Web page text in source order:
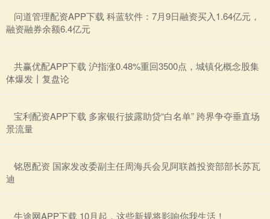
​问道管理配资APP下载 科蓝软件：7月9日融资买入1.64亿元，
融资融券余额6.4亿元
​共赢优配APP下载 沪指涨0.48%重回3500点，城镇化概念股集
体爆发丨复盘论
​宝利配资APP下载 多家银行披露助贷“白名单” 跨界争夺垂直场
景流量
​铭恩配资 国家发改委副主任周海兵会见阿联酋投资部部长苏瓦
迪
​牛途网APP下载 10月起，这些新规将影响你我生活！